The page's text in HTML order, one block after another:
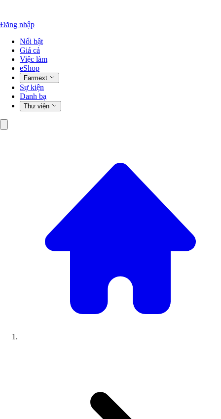
Đăng nhập
Nổi bật
Giá cả
Việc làm
eShop
Farmext
Sự kiện
Danh bạ
Thư viện